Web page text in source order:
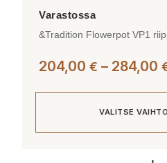
&Tradition Flowerpot VP1
204,00 € – 284,00
VALITSE